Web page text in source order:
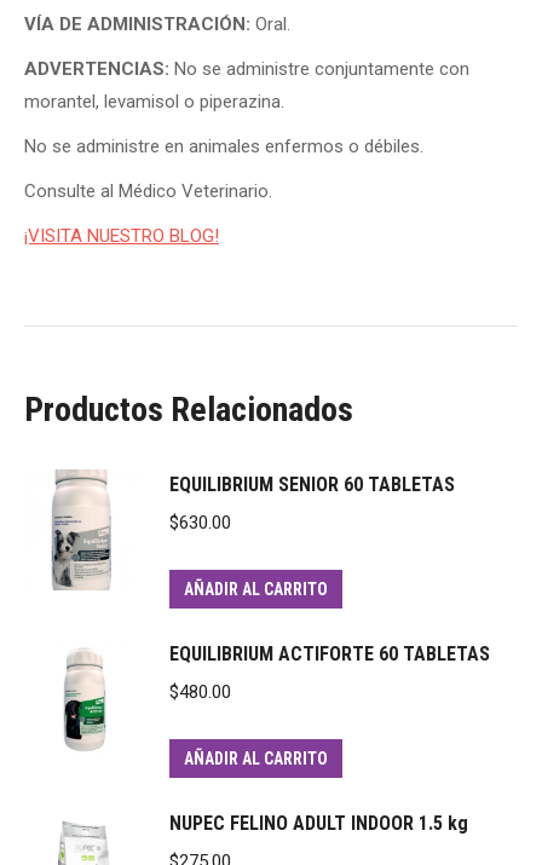
VÍA DE ADMINISTRACIÓN: Oral.
ADVERTENCIAS: No se administre conjuntamente con
morantel, levamisol o piperazina.
No se administre en animales enfermos o débiles.
Consulte al Médico Veterinario.
¡VISITA NUESTRO BLOG!
Productos Relacionados
EQUILIBRIUM SENIOR 60 TABLETAS
$630.00
AÑADIR AL CARRITO
EQUILIBRIUM ACTIFORTE 60 TABLETAS
$480.00
AÑADIR AL CARRITO
NUPEC FELINO ADULT INDOOR 1.5 kg